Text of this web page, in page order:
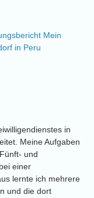
Mein
in Peru
in
Meine Aufgaben
und
einer
lernte ich mehrere
und die dort